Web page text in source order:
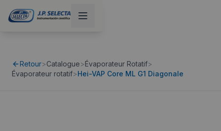
Retour>Catalogue>Évaporateur Rotatif>
Évaporateur rotatif>Hei-VAP Core ML G1 Diagonale